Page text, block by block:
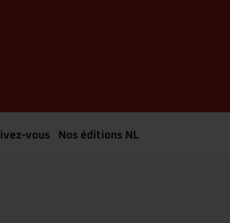
vous Nos éditions NL